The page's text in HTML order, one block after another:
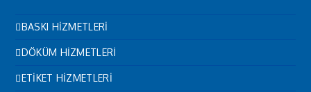
BASKI HİZMETLERİ
DÖKÜM HİZMETLERİ
ETİKET HİZMETLERİ